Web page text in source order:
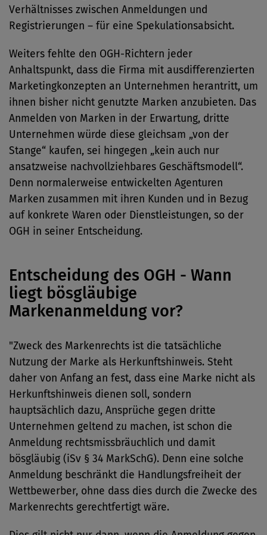
Verhältnisses zwischen Anmeldungen und
Registrierungen – für eine Spekulationsabsicht.
Weiters fehlte den OGH-Richtern jeder
Anhaltspunkt, dass die Firma mit ausdifferenzierten
Marketingkonzepten an Unternehmen herantritt, um
ihnen bisher nicht genutzte Marken anzubieten. Das
Anmelden von Marken in der Erwartung, dritte
Unternehmen würde diese gleichsam „von der
Stange“ kaufen, sei hingegen „kein auch nur
ansatzweise nachvollziehbares Geschäftsmodell“.
Denn normalerweise entwickelten Agenturen
Marken zusammen mit ihren Kunden und in Bezug
auf konkrete Waren oder Dienstleistungen, so der
OGH in seiner Entscheidung.
Entscheidung des OGH - Wann
liegt bösgläubige
Markenanmeldung vor?
"Zweck des Markenrechts ist die tatsächliche
Nutzung der Marke als Herkunftshinweis. Steht
daher von Anfang an fest, dass eine Marke nicht als
Herkunftshinweis dienen soll, sondern
hauptsächlich dazu, Ansprüche gegen dritte
Unternehmen geltend zu machen, ist schon die
Anmeldung rechtsmissbräuchlich und damit
bösgläubig (iSv § 34 MarkSchG). Denn eine solche
Anmeldung beschränkt die Handlungsfreiheit der
Wettbewerber, ohne dass dies durch die Zwecke des
Markenrechts gerechtfertigt wäre.